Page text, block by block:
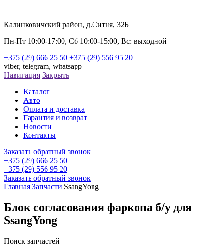
Калинковичский район, д.Ситня, 32Б
Пн-Пт 10:00-17:00, Сб 10:00-15:00, Вс: выходной
+375 (29) 666 25 50 +375 (29) 556 95 20
viber, telegram, whatsapp
Навигация Закрыть
Каталог
Авто
Оплата и доставка
Гарантия и возврат
Новости
Контакты
Заказать обратный звонок
+375 (29) 666 25 50
+375 (29) 556 95 20
Заказать обратный звонок
Главная Запчасти SsangYong
Блок согласования фаркопа б/у для
SsangYong
Поиск запчастей